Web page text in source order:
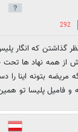
292
گذاشتن که انگار
از همه نهاد ها تحت
بتونه اینا را
و فامیل پلیسا تو